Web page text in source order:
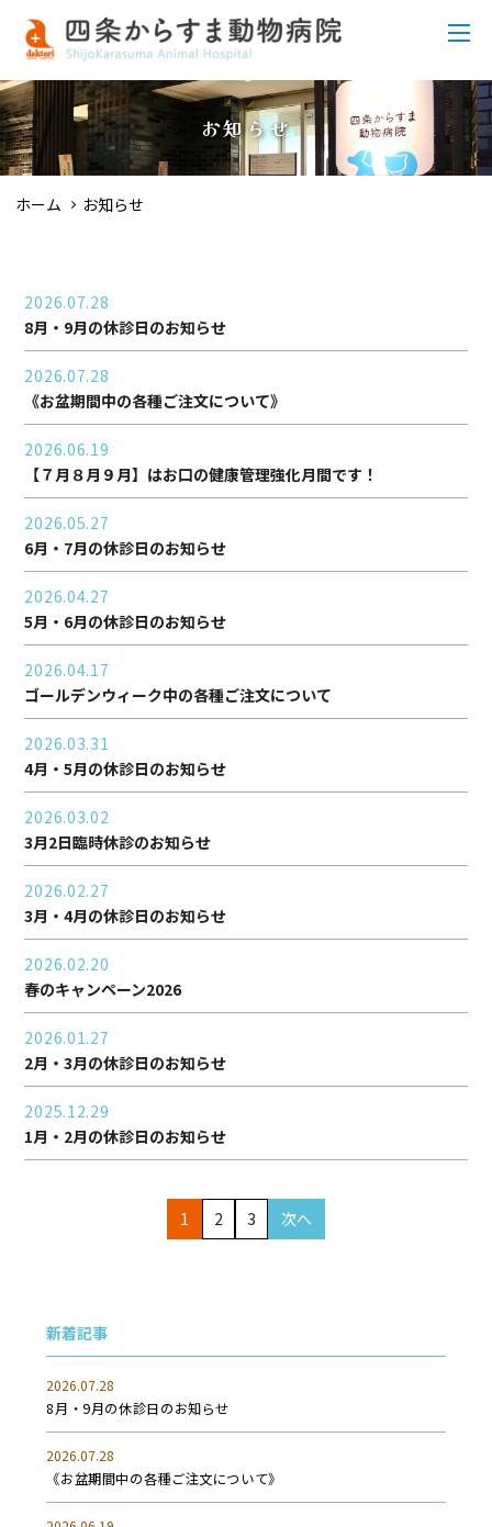
お知らせ
ホーム お知らせ
2026.07.28
8月・9月の休診日のお知らせ
2026.07.28
《お盆期間中の各種ご注文について》
2026.06.19
【７月８月９月】はお口の健康管理強化月間です！
2026.05.27
6月・7月の休診日のお知らせ
2026.04.27
5月・6月の休診日のお知らせ
2026.04.17
ゴールデンウィーク中の各種ご注文について
2026.03.31
4月・5月の休診日のお知らせ
2026.03.02
3月2日臨時休診のお知らせ
2026.02.27
3月・4月の休診日のお知らせ
2026.02.20
春のキャンペーン2026
2026.01.27
2月・3月の休診日のお知らせ
2025.12.29
1月・2月の休診日のお知らせ
1 2 3 次へ
新着記事
2026.07.28
8月・9月の休診日のお知らせ
2026.07.28
《お盆期間中の各種ご注文について》